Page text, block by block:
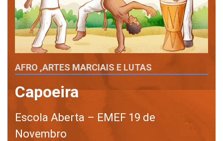
AFRO ,ARTES MARCIAIS E LUTAS
Capoeira
Escola Aberta – EMEF 19 de
Novembro